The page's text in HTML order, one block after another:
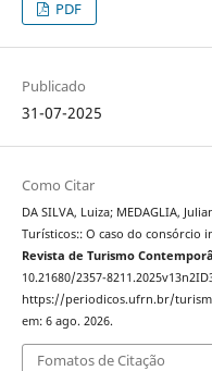
PDF
Publicado
31-07-2025
Como Citar
DA SILVA, Luiza; MEDAGLIA,
Turísticos:: O caso do consórcio
Revista de Turismo
10.21680/2357-
https://periodicos.ufrn.br/
em: 6 ago. 2026.
Fomatos de Citação